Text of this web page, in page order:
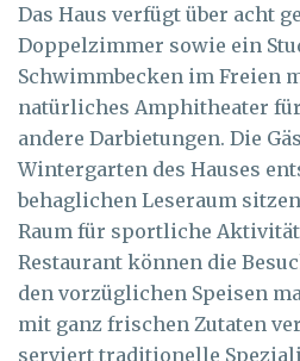
Das Haus verfügt über acht
Doppelzimmer sowie ein
Schwimmbecken im Freien
natürliches Amphitheater
andere Darbietungen. Die
Wintergarten des Hauses
behaglichen Leseraum
Raum für sportliche
Restaurant können die
den vorzüglichen Speisen
mit ganz frischen Zutaten
serviert traditionelle